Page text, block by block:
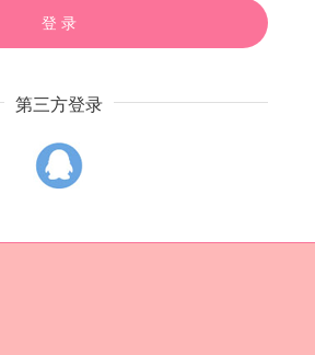
登 录
第三方登录